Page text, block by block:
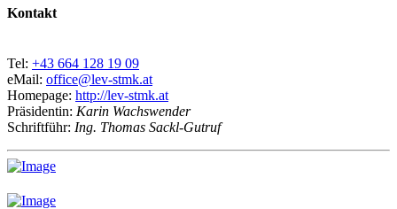
Kontakt
Tel: +43 664 128 19 09
eMail: office@lev-stmk.at
Homepage: http://lev-stmk.at
Präsidentin: Karin Wachswender
Schriftführ: Ing. Thomas Sackl-Gutruf